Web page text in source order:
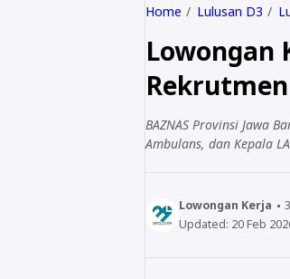
Home Lulusan D3
Lowongan
BAZNAS Provinsi Jawa
Ambulans, dan Kepala
Lowongan Kerja 3
Updated: 20 Feb